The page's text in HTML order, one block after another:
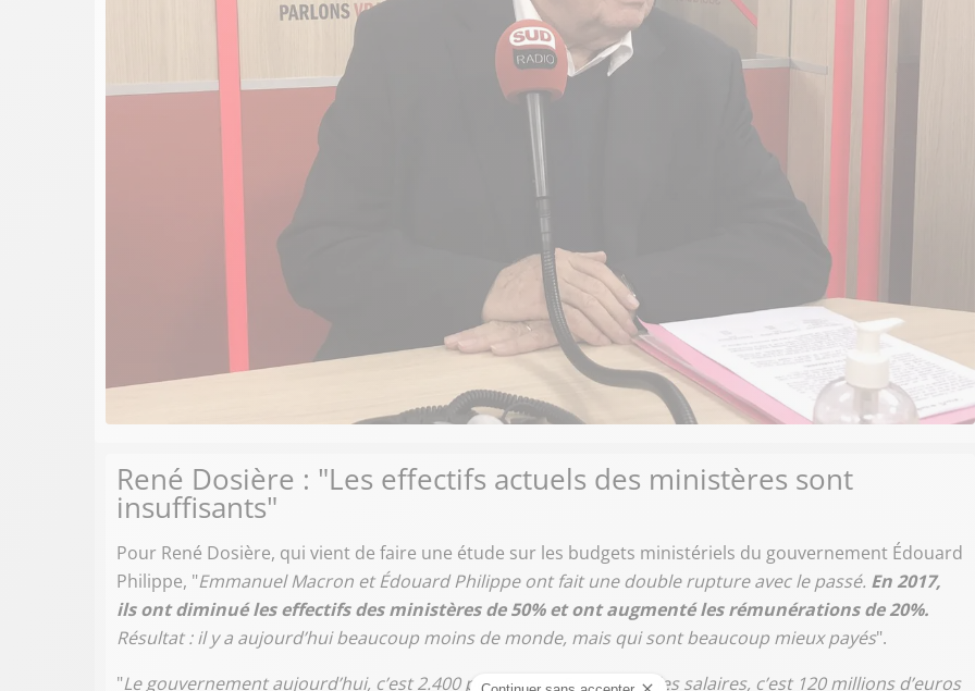
René Dosière : "Les effectifs actuels des ministères sont
insuffisants"
Pour René Dosière, qui vient de faire une étude sur les budgets ministériels du gouvernement Édouard
Philippe, "Emmanuel Macron et Édouard Philippe ont fait une double rupture avec le passé. En 2017,
ils ont diminué les effectifs des ministères de 50% et ont augmenté les rémunérations de 20%.
Résultat : il y a aujourd’hui beaucoup moins de monde, mais qui sont beaucoup mieux payés".
"Le gouvernement aujourd’hui, c’est 2.400 personnes. En termes des salaires, c’est 120 millions d’euros